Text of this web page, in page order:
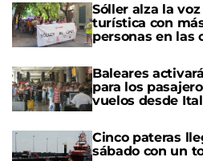
Sóller alza la
turística con
personas en las
Baleares
para los
vuelos desde
Cinco pateras
sábado con un